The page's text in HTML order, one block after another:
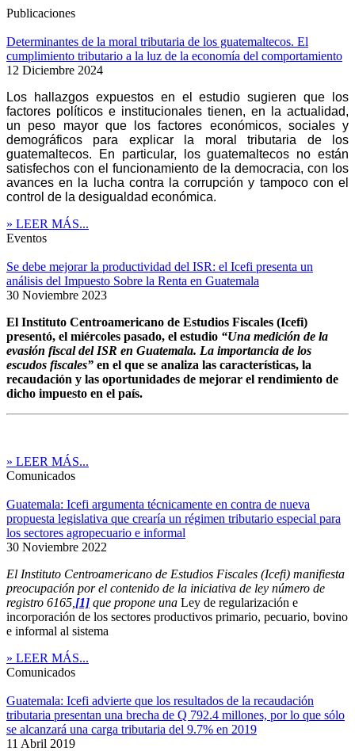
Publicaciones
Determinantes de la moral tributaria de los guatemaltecos. El
cumplimiento tributario a la luz de la economía del comportamiento
12 Diciembre 2024
Los hallazgos expuestos en el estudio sugieren que los
factores políticos e institucionales tienen, en la actualidad,
un peso mayor que los factores económicos, sociales y
demográficos para explicar la moral tributaria de los
guatemaltecos. En particular, los guatemaltecos no están
satisfechos con el funcionamiento de la democracia, con los
avances en la lucha contra la corrupción y tampoco con el
control de la desigualdad económica.
» LEER MÁS...
Eventos
Se debe mejorar la productividad del ISR: el Icefi presenta un
análisis del Impuesto Sobre la Renta en Guatemala
30 Noviembre 2023
El Instituto Centroamericano de Estudios Fiscales (Icefi)
presentó, el miércoles pasado, el estudio “Una medición de la
evasión fiscal del ISR en Guatemala. La importancia de los
escudos fiscales” en el que se analiza las características, la
recaudación y las oportunidades de mejorar el rendimiento de
dicho impuesto en el país.
» LEER MÁS...
Comunicados
Guatemala: Icefi argumenta técnicamente en contra de nueva
propuesta legislativa que crearía un régimen tributario especial para
los sectores agropecuario e informal
30 Noviembre 2022
El Instituto Centroamericano de Estudios Fiscales (Icefi) manifiesta
preocupación por el contenido de la iniciativa de ley número de
registro 6165, [1] que propone una Ley de regularización e
incorporación de los sectores productivos primario, pecuario, bovino
e informal al sistema
» LEER MÁS...
Comunicados
Guatemala: Icefi advierte que los resultados de la recaudación
tributaria presentan una brecha de Q 792.4 millones, por lo que sólo
se alcanzará una carga tributaria del 9.7% en 2019
11 Abril 2019